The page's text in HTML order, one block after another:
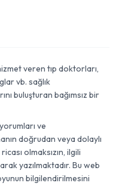
veren tıp doktorları,
vb. sağlık
buluşturan bağımsız bir
ve
doğrudan veya dolaylı
olmaksızın, ilgili
yazılmaktadır. Bu web
bilgilendirilmesini